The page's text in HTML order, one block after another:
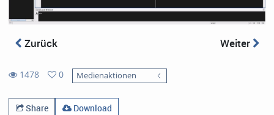
Zurück Weiter
1478
views
0
favorites
Medienaktionen
Share
Download